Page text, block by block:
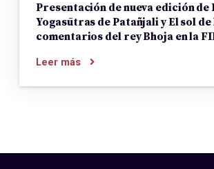
Presentación de nueva edición de
Yogasūtras de Patañjali y El sol de
comentarios del rey Bhoja en la
Leer más